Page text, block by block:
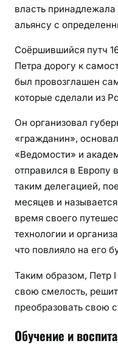
власть
альянсу с
Соёршившийся путч
Петра дорогу к
был провозглашен
которые сделали из
Он организовал
«гражданин»,
«Ведомости» и
отправился в Европу
таким делегацией,
месяцев и
время своего
технологии и
что повлияло на его
Таким образом, Петр
свою смелость,
преобразовать свою
Обучение и